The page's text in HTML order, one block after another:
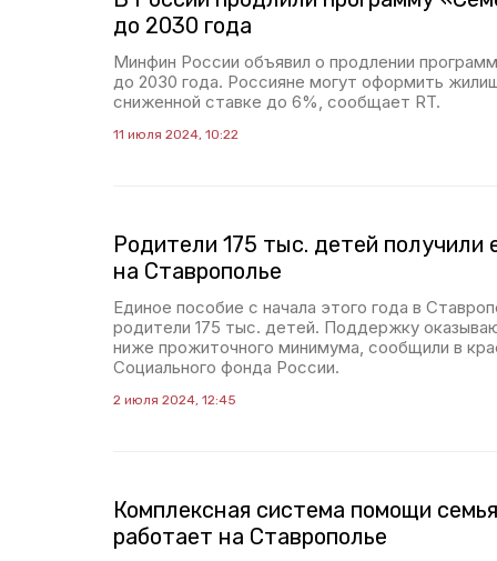
до 2030 года
Минфин России объявил о продлении
до 2030 года. Россияне могут оформить
сниженной ставке до 6%, сообщает RT.
11 июля 2024, 10:22
Родители 175 тыс. детей получили
на Ставрополье
Единое пособие с начала этого года в
родители 175 тыс. детей. Поддержку
ниже прожиточного минимума, сообщили в
Социального фонда России.
2 июля 2024, 12:45
Комплексная система помощи
работает на Ставрополье